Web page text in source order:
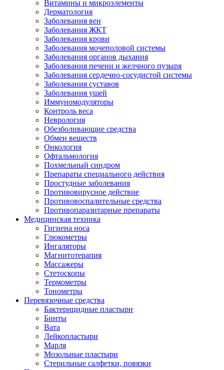
Витамины и микроэлементы
Дерматология
Заболевания вен
Заболевания ЖКТ
Заболевания крови
Заболевания мочеполовой системы
Заболевания органов дыхания
Заболевания печени и желчного пузыря
Заболевания сердечно-сосудистой системы
Заболевания суставов
Заболевания ушей
Иммуномодуляторы
Контроль веса
Неврология
Обезболивающие средства
Обмен веществ
Онкология
Офтальмология
Похмельный синдром
Препараты специального действия
Простудные заболевания
Противовирусное действие
Противовоспалительные средства
Противопаразитарные препараты
Медицинская техника
Гигиена носа
Глюкометры
Ингаляторы
Магнитотерапия
Массажеры
Стетоскопы
Термометры
Тонометры
Перевязочные средства
Бактерицидные пластыри
Бинты
Вата
Лейкопластыри
Марля
Мозольные пластыри
Стерильные салфетки, повязки